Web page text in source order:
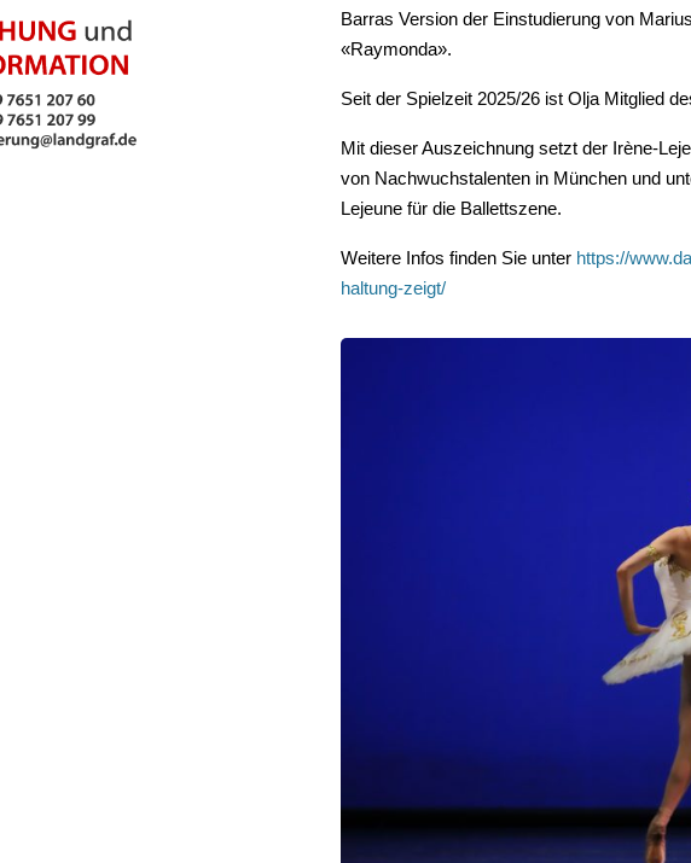
Barras Version der Einstudierung von
«Raymonda».
Seit der Spielzeit 2025/26 ist Olja Mitglied
Mit dieser Auszeichnung setzt der Irène-
von Nachwuchstalenten in München und
Lejeune für die Ballettszene.
Weitere Infos finden Sie unter https://
haltung-zeigt/